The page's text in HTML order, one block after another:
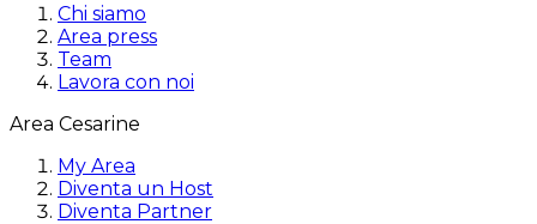
Chi siamo
Area press
Team
Lavora con noi
Area Cesarine
My Area
Diventa un Host
Diventa Partner